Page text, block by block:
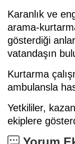
Karanlık ve
arama-
gösterdiği
vatandaşın
Kurtarma
ambulansla
Yetkililer,
ekiplere